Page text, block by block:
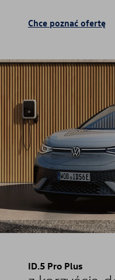
Chce poznać ofertę
ID.5 Pro Plus